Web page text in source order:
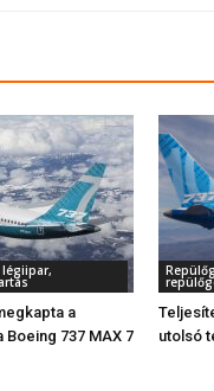
a
Boeing 737 MAX 7
utolsó